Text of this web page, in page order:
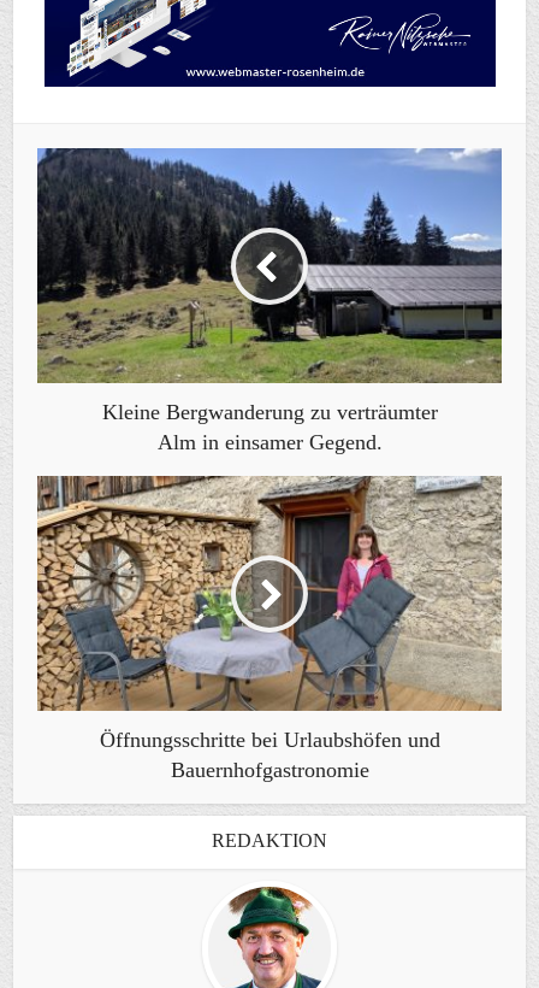
Kleine Bergwanderung zu verträumter
Alm in einsamer Gegend.
Öffnungsschritte bei Urlaubshöfen und
Bauernhofgastronomie
REDAKTION